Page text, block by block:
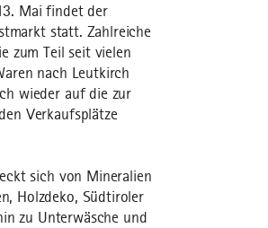
Mai findet der
statt. Zahlreiche
zum Teil seit vielen
nach Leutkirch
wieder auf die zur
Verkaufsplätze
sich von Mineralien
Holzdeko, Südtiroler
zu Unterwäsche und